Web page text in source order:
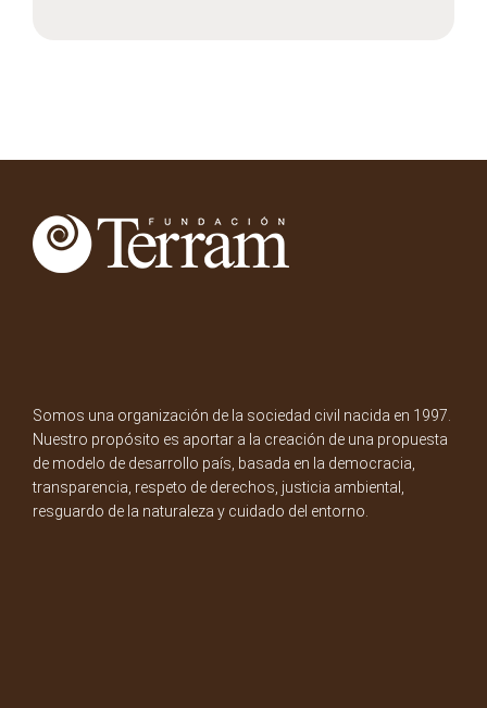
Somos una organización de la sociedad civil nacida en 1997.
Nuestro propósito es aportar a la creación de una propuesta
de modelo de desarrollo país, basada en la democracia,
transparencia, respeto de derechos, justicia ambiental,
resguardo de la naturaleza y cuidado del entorno.